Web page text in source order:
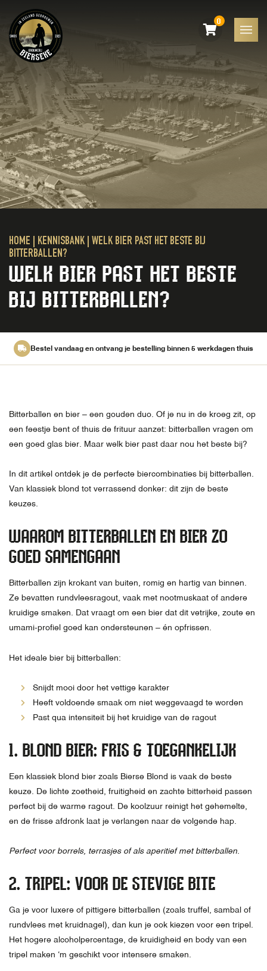
0
HOME KENNISBANK
WELK BIER PAST HET BESTE BIJ
BITTERBALLEN?
WELK BIER PAST HET BESTE
BIJ BITTERBALLEN?
Bestel vandaag en ontvang je bestelling binnen 5 werkdagen thuis
Bitterballen en bier – een gouden duo. Of je nu in de kroeg zit, op
een feestje bent of thuis de frituur aanzet: bitterballen vragen om
een goed glas bier. Maar welk bier past daar nou het beste bij?
In dit artikel ontdek je de perfecte biercombinaties bij bitterballen.
Van klassiek blond tot verrassend donker: dit zijn de beste
keuzes.
WAAROM BITTERBALLEN EN BIER ZO
GOED SAMENGAAN
Bitterballen zijn krokant van buiten, romig en hartig van binnen.
Ze bevatten rundvleesragout, vaak met nootmuskaat of andere
kruidige smaken. Dat vraagt om een bier dat dit vetrijke, zoute en
umami-profiel goed kan ondersteunen – én opfrissen.
Het ideale bier bij bitterballen:
Snijdt mooi door het vettige karakter
Heeft voldoende smaak om niet weggevaagd te worden
Past qua intensiteit bij het kruidige van de ragout
1. BLOND BIER: FRIS & TOEGANKELIJK
Een klassiek blond bier zoals Bierse Blond is vaak de beste
keuze. De lichte zoetheid, fruitigheid en zachte bitterheid passen
perfect bij de warme ragout. De koolzuur reinigt het gehemelte,
en de frisse afdronk laat je verlangen naar de volgende hap.
Perfect voor borrels, terrasjes of als aperitief met bitterballen.
2. TRIPEL: VOOR DE STEVIGE BITE
Ga je voor luxere of pittigere bitterballen (zoals truffel, sambal of
rundvlees met kruidnagel), dan kun je ook kiezen voor een tripel.
Het hogere alcoholpercentage, de kruidigheid en body van een
tripel maken ‘m geschikt voor intensere smaken.